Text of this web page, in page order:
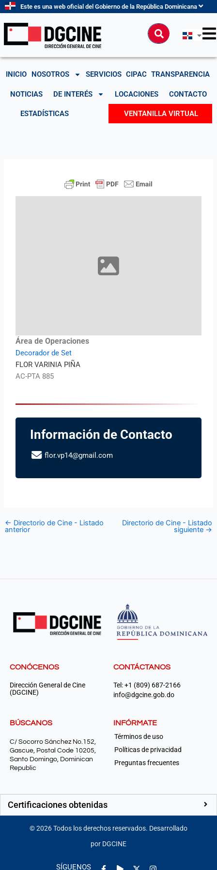
contenido
Este es una web oficial del Gobierno de la República Dominicana
Buscar
INICIO NOSOTROS SERVICIOS CIPAC TRANSPARENCIA
NOTICIAS DE INTERÉS LOCACIONES CONTACTO
ESTADÍSTICAS VENTANILLA VIRTUAL
Área de Operaciones
Decorador de Set
FLOR VARINIA PIÑA
AC-PTA 885
Información de Contacto
flor.vp14@gmail.com
← Directorio de Cine - Listado
anterior
Directorio de Cine - Listado
siguiente →
CONÓCENOS
Dirección General de Cine
(DGCINE)
CONTÁCTANOS
Tel: +1 (809) 687-2166
info@dgcine.gob.do
BÚSCANOS
C/ Socorro Sánchez No.152,
Gascue, Postal Code 10205,
Santo Domingo, Dominican
Republic
INFÓRMATE
Términos de uso
Políticas de privacidad
Preguntas frecuentes
Certificaciones obtenidas
©2026Todos los derechos reservados. Desarrollado
por DGCINE
SÍGUENOS
Facebook-
Play Instagram